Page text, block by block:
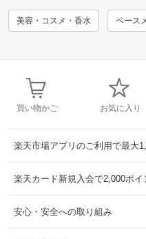
美容・コスメ・香水 ベース
買い物かご お気に入り
楽天市場アプリのご利用で最大
楽天カード新規入会で2,000ポイ
安心・安全への取り組み